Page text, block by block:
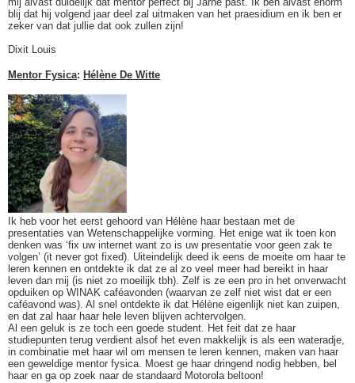
blij dat hij volgend jaar deel zal uitmaken van het praesidium en ik ben er
zeker van dat jullie dat ook zullen zijn!
Dixit Louis
Mentor Fysica: Hélène De Witte
Ik heb voor het eerst gehoord van Hélène haar bestaan met de
presentaties van Wetenschappelijke vorming. Het enige wat ik toen kon
denken was ‘fix uw internet want zo is uw presentatie voor geen zak te
volgen’ (it never got fixed). Uiteindelijk deed ik eens de moeite om haar te
leren kennen en ontdekte ik dat ze al zo veel meer had bereikt in haar
leven dan mij (is niet zo moeilijk tbh). Zelf is ze een pro in het onverwacht
opduiken op WINAK caféavonden (waarvan ze zelf niet wist dat er een
caféavond was). Al snel ontdekte ik dat Hélène eigenlijk niet kan zuipen,
en dat zal haar haar hele leven blijven achtervolgen.
Al een geluk is ze toch een goede student. Het feit dat ze haar
studiepunten terug verdient alsof het even makkelijk is als een wateradje,
in combinatie met haar wil om mensen te leren kennen, maken van haar
een geweldige mentor fysica. Moest ge haar dringend nodig hebben, bel
haar en ga op zoek naar de standaard Motorola beltoon!